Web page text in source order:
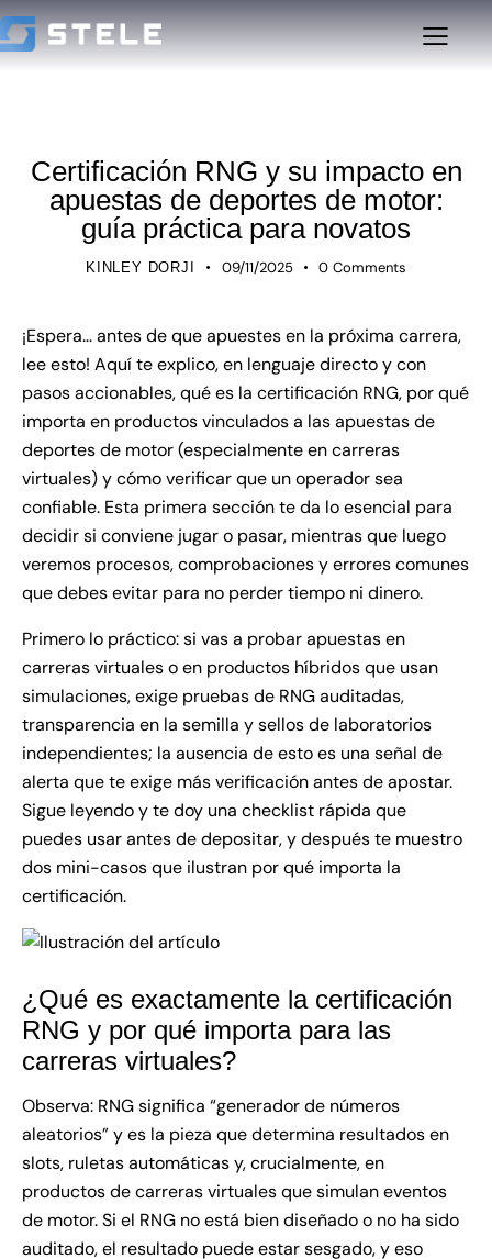
Certificación RNG y su impacto en
apuestas de deportes de motor:
guía práctica para novatos
KINLEY DORJI 09/11/2025 0 Comments
¡Espera… antes de que apuestes en la próxima carrera,
lee esto! Aquí te explico, en lenguaje directo y con
pasos accionables, qué es la certificación RNG, por qué
importa en productos vinculados a las apuestas de
deportes de motor (especialmente en carreras
virtuales) y cómo verificar que un operador sea
confiable. Esta primera sección te da lo esencial para
decidir si conviene jugar o pasar, mientras que luego
veremos procesos, comprobaciones y errores comunes
que debes evitar para no perder tiempo ni dinero.
Primero lo práctico: si vas a probar apuestas en
carreras virtuales o en productos híbridos que usan
simulaciones, exige pruebas de RNG auditadas,
transparencia en la semilla y sellos de laboratorios
independientes; la ausencia de esto es una señal de
alerta que te exige más verificación antes de apostar.
Sigue leyendo y te doy una checklist rápida que
puedes usar antes de depositar, y después te muestro
dos mini-casos que ilustran por qué importa la
certificación.
¿Qué es exactamente la certificación
RNG y por qué importa para las
carreras virtuales?
Observa: RNG significa “generador de números
aleatorios” y es la pieza que determina resultados en
slots, ruletas automáticas y, crucialmente, en
productos de carreras virtuales que simulan eventos
de motor. Si el RNG no está bien diseñado o no ha sido
auditado, el resultado puede estar sesgado, y eso